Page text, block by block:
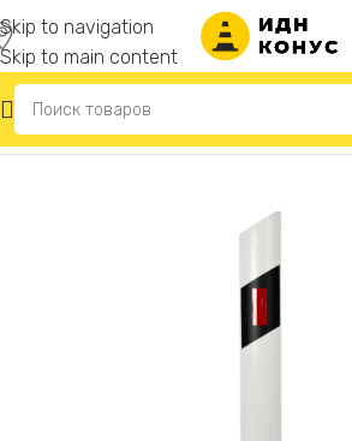
Skip to navigation
Skip to main content
Главная Сигнальные столбики дорожные